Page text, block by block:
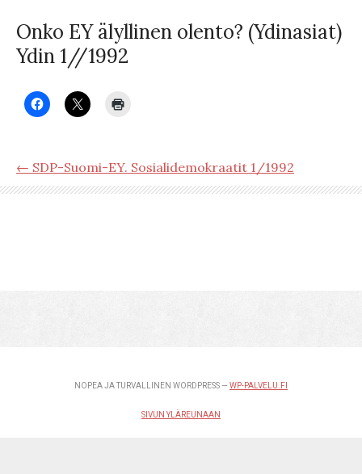
Onko EY älyllinen olento? (Ydinasiat)
Ydin 1//1992
← SDP-Suomi-EY. Sosialidemokraatit 1/1992
NOPEA JA TURVALLINEN WORDPRESS — WP-PALVELU.FI
SIVUN YLÄREUNAAN